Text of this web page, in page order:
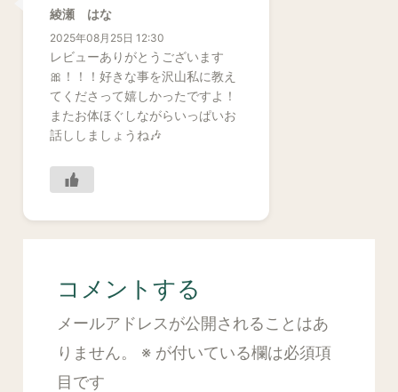
綾瀬 はな
2025年08月25日 12:30
レビューありがとうございます
🎀！！！好きな事を沢山私に教え
てくださって嬉しかったですよ！
またお体ほぐしながらいっぱいお
話ししましょうね🎶
コメントする
メールアドレスが公開されることはあ
りません。
※ が付いている欄は必須項
目です